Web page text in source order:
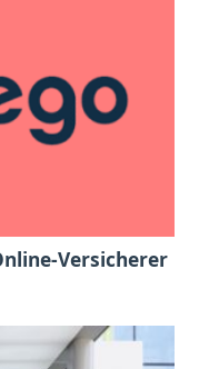
Versicherer